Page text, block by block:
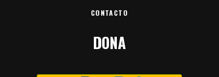
CONTACTO
DONA